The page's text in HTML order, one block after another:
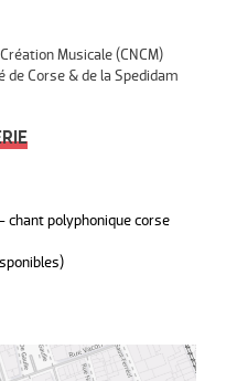
Musicale (CNCM)
de Corse & de la Spedidam
chant polyphonique corse